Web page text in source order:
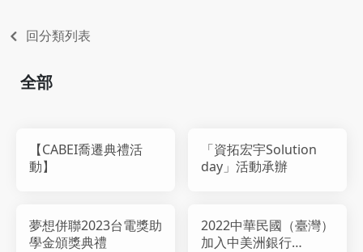
回分類列表
【CABEI喬遷典禮活
動】
「資拓宏宇Solution
day」活動承辦
夢想併聯2023台電獎助
學金頒獎典禮
2022中華民國（臺灣）
加入中美洲銀行
全部